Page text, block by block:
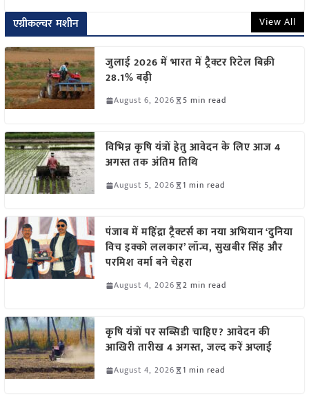
एग्रीकल्चर मशीन View All
जुलाई 2026 में भारत में ट्रैक्टर रिटेल बिक्री
28.1% बढ़ी
August 6, 2026 5 min read
विभिन्न कृषि यंत्रों हेतु आवेदन के लिए आज 4
अगस्त तक अंतिम तिथि
August 5, 2026 1 min read
पंजाब में महिंद्रा ट्रैक्टर्स का नया अभियान ‘दुनिया
विच इक्को ललकार’ लॉन्च, सुखबीर सिंह और
परमिश वर्मा बने चेहरा
August 4, 2026 2 min read
कृषि यंत्रों पर सब्सिडी चाहिए? आवेदन की
आखिरी तारीख 4 अगस्त, जल्द करें अप्लाई
August 4, 2026 1 min read